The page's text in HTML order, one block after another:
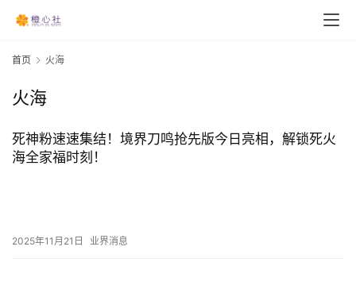
首页 火海
火海
死神粉速速集结！境界刀鸣抢先版今日亮相，解锁死火
海全家福时刻！
2025年11月21日 业界消息